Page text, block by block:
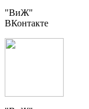
"ВиЖ"
ВКонтакте